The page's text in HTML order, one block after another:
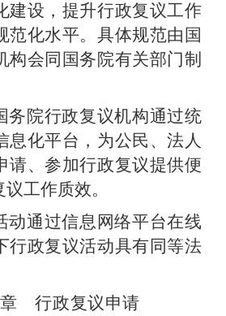
建设，提升行政复议工作
范化水平。具体规范由国
构会同国务院有关部门制
院行政复议机构通过统
息化平台，为公民、法人
请、参加行政复议提供便
工作质效。
动通过信息网络平台在线
行政复议活动具有同等法
行政复议申请